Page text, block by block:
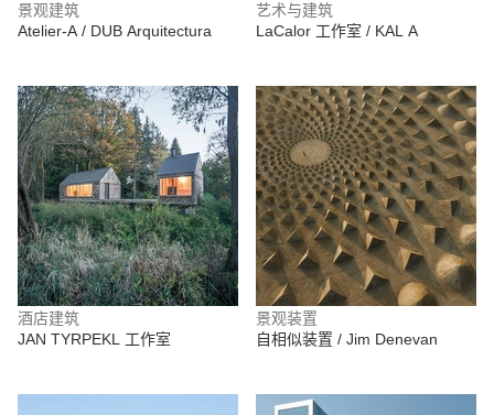
景观建筑
Atelier-A / DUB Arquitectura
艺术与建筑
LaCalor 工作室 / KAL A
酒店建筑
JAN TYRPEKL 工作室
景观装置
自相似装置 / Jim Denevan